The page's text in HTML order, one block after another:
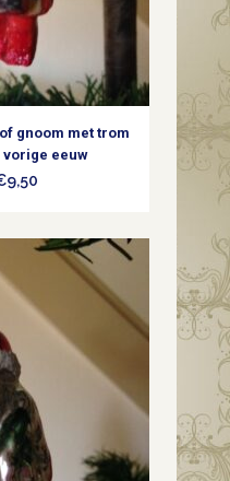
gnoom met trom
vorige eeuw
9,50Huidige
is:
€9,50.